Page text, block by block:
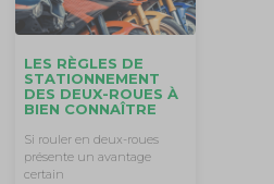
LES RÈGLES DE
STATIONNEMENT
DES DEUX-ROUES À
BIEN CONNAÎTRE
Si rouler en deux-roues
présente un avantage
certain